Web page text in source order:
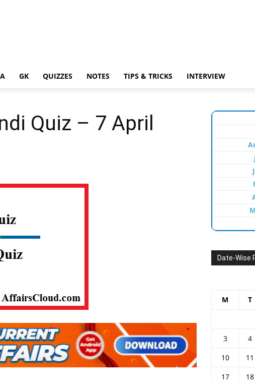
GK QUIZZES NOTES TIPS & TRICKS INTERVIEW
Quiz – 7 April
Date-Wise
M T
3
4
10
11
17
18